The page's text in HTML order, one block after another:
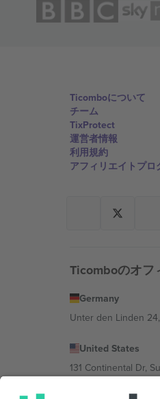
Ticomboについて
チーム
TixProtect
運営者情報
利用規約
アフィリエイトプロ
Ticomboのオフ
Germany
Unter den Linden
United States
131 Continental Dr,